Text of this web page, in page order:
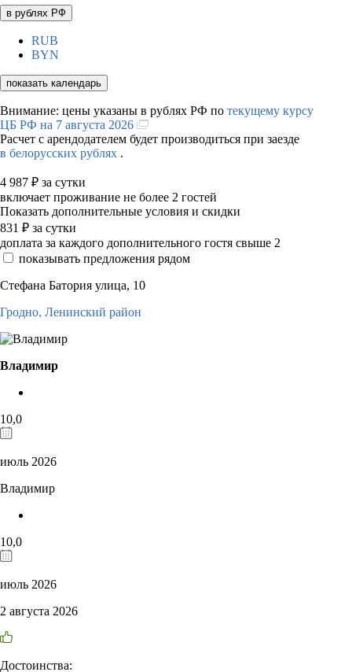
в рублях РФ
RUB
BYN
показать календарь
Внимание: цены указаны в рублях РФ по текущему курсу
ЦБ РФ на 7 августа 2026
Расчет с арендодателем будет производиться при заезде
в белорусских рублях .
4 987 ₽ за сутки
включает проживание не более 2 гостей
Показать дополнительные условия и скидки
831 ₽ за сутки
доплата за каждого дополнительного гостя свыше 2
показывать предложения рядом
Стефана Батория улица, 10
Гродно, Ленинский район
Владимир
10,0
июль 2026
Владимир
10,0
июль 2026
2 августа 2026
Достоинства: